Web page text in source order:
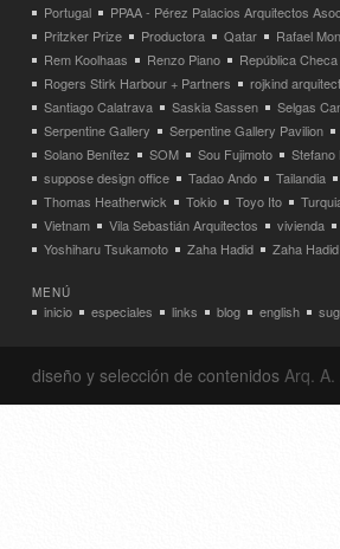
Portugal
PPAA - Pérez Palacios Arquitectos
Pritzker Prize
Productora Qatar Rafael
Rem Koolhaas
Renzo Piano República Checa
Rogers Stirk Harbour + Partners
rojkind
Santiago Calatrava
Saskia Sassen Selgas
Serpentine Gallery
Serpentine Gallery Pavilion
Solano Benítez
SOM Sou Fujimoto Stefano
suppose design office
Tadao Ando Tailandia
Thomas Heatherwick
Tokio Toyo Ito
Vietnam
Vila Sebastián Arquitectos vivienda
Yoshiharu Tsukamoto
Zaha Hadid Zaha
MENÚ
inicio especiales links blog english
diseño y selección de contenidos Arq.